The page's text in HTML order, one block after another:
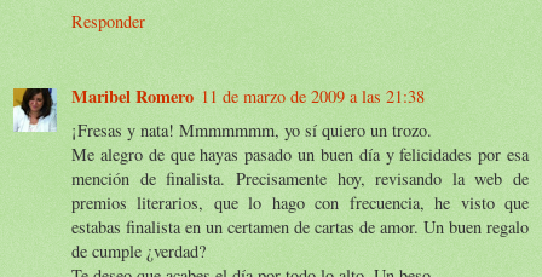
Responder
Maribel Romero 11 de marzo de 2009 a las 21:38
¡Fresas y nata! Mmmmmmm, yo sí quiero un trozo.
Me alegro de que hayas pasado un buen día y felicidades por esa
mención de finalista. Precisamente hoy, revisando la web de
premios literarios, que lo hago con frecuencia, he visto que
estabas finalista en un certamen de cartas de amor. Un buen regalo
de cumple ¿verdad?